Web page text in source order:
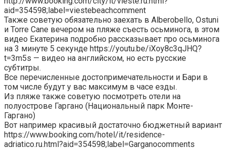
aid=354598;label=viestebeachcomment
Также советую обязательно заехать в Alberobello, Ostuni
и Torre Cane вечером на пляже съесть осьминога, в этом
видео Екатерина подробно рассказывает про осьминога
на 3 минуте 5 секунде https://youtu.be/iXoy8c3qJHQ?
t=3m5s — видео на английском, но есть русские
субтитры.
Все перечисленные достопримечательности и Бари в
том числе будут у вас максимум в часе езды.
Из пляже также советую посмотреть отели на
полуострове Гаргано (Национальный парк Монте-
Гаргано)
Вот например красивый достаточно бюджетный вариант
https://www.booking.com/hotel/it/residence-
adriatico.ru.html?aid=354598;label=Garganocomments